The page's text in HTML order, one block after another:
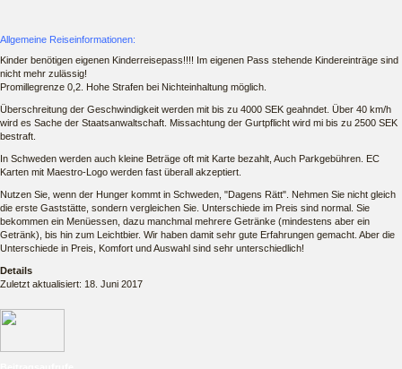
Allgemeine Reiseinformationen:
Kinder benötigen eigenen Kinderreisepass!!!! Im eigenen Pass stehende Kindereinträge sind
nicht mehr zulässig!
Promillegrenze 0,2. Hohe Strafen bei Nichteinhaltung möglich.
Überschreitung der Geschwindigkeit werden mit bis zu 4000 SEK geahndet. Über 40 km/h
wird es Sache der Staatsanwaltschaft. Missachtung der Gurtpflicht wird mi bis zu 2500 SEK
bestraft.
In Schweden werden auch kleine Beträge oft mit Karte bezahlt, Auch Parkgebühren. EC
Karten mit Maestro-Logo werden fast überall akzeptiert.
Nutzen Sie, wenn der Hunger kommt in Schweden, "Dagens Rätt". Nehmen Sie nicht gleich
die erste Gaststätte, sondern vergleichen Sie. Unterschiede im Preis sind normal. Sie
bekommen ein Menüessen, dazu manchmal mehrere Getränke (mindestens aber ein
Getränk), bis hin zum Leichtbier. Wir haben damit sehr gute Erfahrungen gemacht. Aber die
Unterschiede in Preis, Komfort und Auswahl sind sehr unterschiedlich!
Details
Zuletzt aktualisiert: 18. Juni 2017